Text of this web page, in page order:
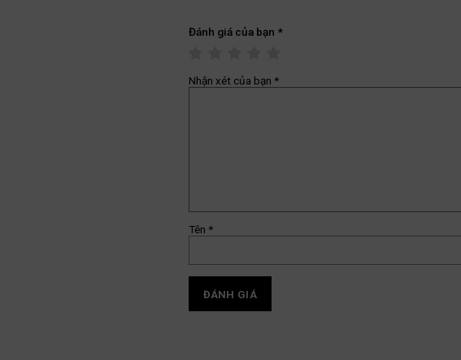
Đánh giá của bạn *
Nhận xét của bạn *
Tên *